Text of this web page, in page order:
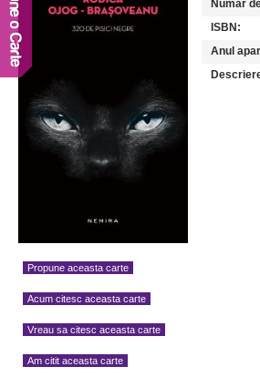
Propune aceasta carte
Acum citesc aceasta carte
Vreau sa citesc aceasta carte
Am citit aceasta carte
Numar
ISBN:
Anul